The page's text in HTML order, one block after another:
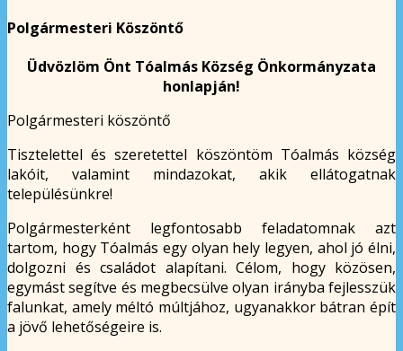
Polgármesteri Köszöntő
Üdvözlöm Önt Tóalmás Község Önkormányzata
honlapján!
Polgármesteri köszöntő
Tisztelettel és szeretettel köszöntöm Tóalmás község
lakóit, valamint mindazokat, akik ellátogatnak
településünkre!
Polgármesterként legfontosabb feladatomnak azt
tartom, hogy Tóalmás egy olyan hely legyen, ahol jó élni,
dolgozni és családot alapítani. Célom, hogy közösen,
egymást segítve és megbecsülve olyan irányba fejlesszük
falunkat, amely méltó múltjához, ugyanakkor bátran épít
a jövő lehetőségeire is.